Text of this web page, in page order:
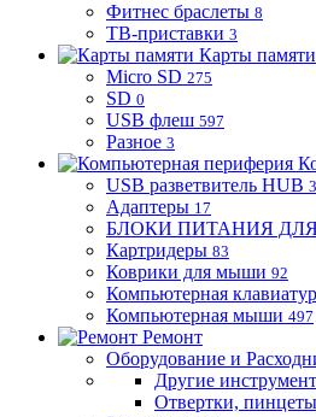
Фитнес браслеты 8
ТВ-приставки 3
Карты памяти
Micro SD 275
SD 0
USB флеш 597
Разное 3
USB разветвитель HUB
Адаптеры 17
БЛОКИ ПИТАНИЯ
Картридеры 83
Коврики для мыши 92
Компьютерная
Компьютерная мыши 497
Ремонт
Оборудование и
Другие
Отвертки,